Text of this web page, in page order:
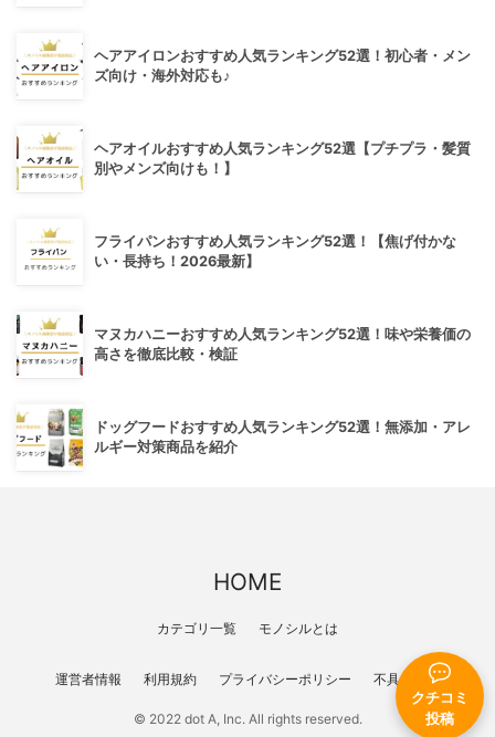
クチコミ
投稿
ヘアアイロンおすすめ人気ランキング52選！初心者・メン
ズ向け・海外対応も♪
ヘアオイルおすすめ人気ランキング52選【プチプラ・髪質
別やメンズ向けも！】
フライパンおすすめ人気ランキング52選！【焦げ付かな
い・長持ち！2026最新】
マヌカハニーおすすめ人気ランキング52選！味や栄養価の
高さを徹底比較・検証
ドッグフードおすすめ人気ランキング52選！無添加・アレ
ルギー対策商品を紹介
HOME
カテゴリ一覧 モノシルとは
運営者情報 利用規約 プライバシーポリシー 不具合報告
© 2022 dot A, Inc. All rights reserved.